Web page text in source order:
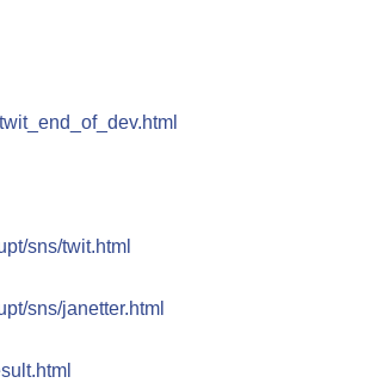
sns/twit.html
sns/janetter.html